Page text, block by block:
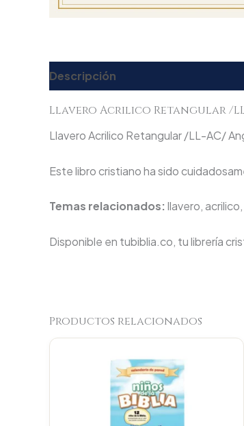
Descripción
Llavero Acrilico Retangular /
Llavero Acrilico Retangular /LL-AC/
Este libro cristiano ha sido
Temas relacionados: llavero,
Disponible en tubiblia.co, tu librería
Productos relacionados